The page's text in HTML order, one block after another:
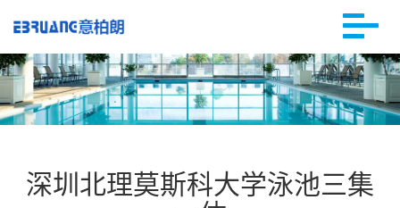
深圳北理莫斯科大学泳池三集